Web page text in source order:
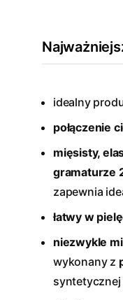
idealny
połączenie
mięsisty,
gramaturze
zapewnia
łatwy w
niezwykle
wykonany z